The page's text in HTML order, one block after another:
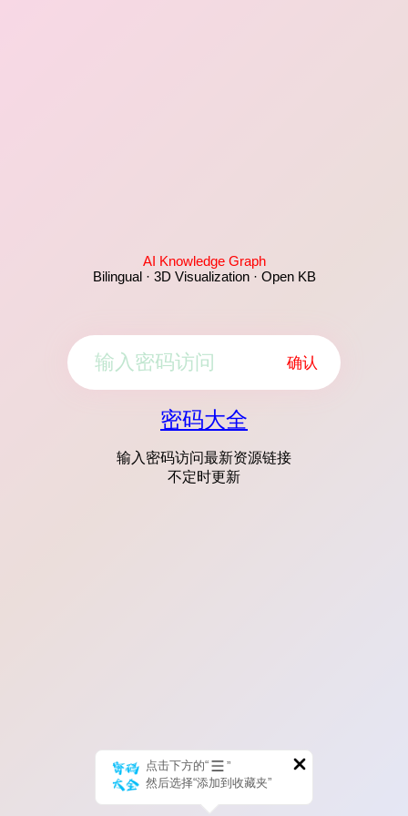
AI Knowledge Graph
Bilingual · 3D Visualization · Open KB
确认
密码大全
输入密码访问最新资源链接
不定时更新
点击下方的“
”
然后选择“添加到收藏夹”